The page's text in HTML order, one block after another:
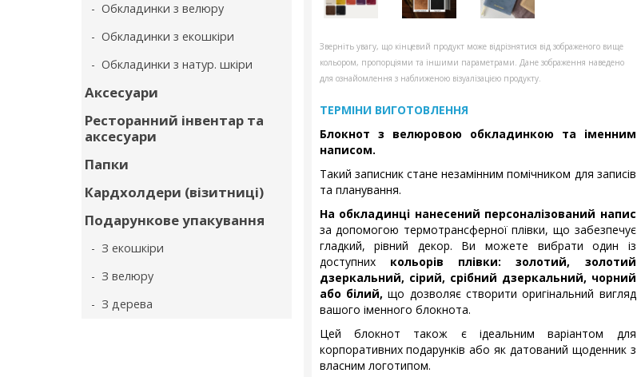
- Обкладинки з велюру
- Обкладинки з екошкіри
- Обкладинки з натур. шкіри
Аксесуари
Ресторанний інвентар та
аксесуари
Папки
Кардхолдери (візитниці)
Подарункове упакування
- З екошкіри
- З велюру
- З дерева
Зверніть увагу, що кінцевий продукт може відрізнятися від зображеного вище
кольором, пропорціями та іншими параметрами. Дане зображення наведено
для ознайомлення з наближеною візуалізацією продукту.
ТЕРМІНИ ВИГОТОВЛЕННЯ
Блокнот з велюровою обкладинкою та іменним
написом.
Такий записник стане незамінним помічником для записів
та планування.
На обкладинці нанесений персоналізований напис
за допомогою термотрансферної плівки, що забезпечує
гладкий, рівний декор. Ви можете вибрати один із
доступних кольорів плівки: золотий, золотий
дзеркальний, сірий, срібний дзеркальний, чорний
або білий, що дозволяє створити оригінальний вигляд
вашого іменного блокнота.
Цей блокнот також є ідеальним варіантом для
корпоративних подарунків або як датований щоденник з
власним логотипом.